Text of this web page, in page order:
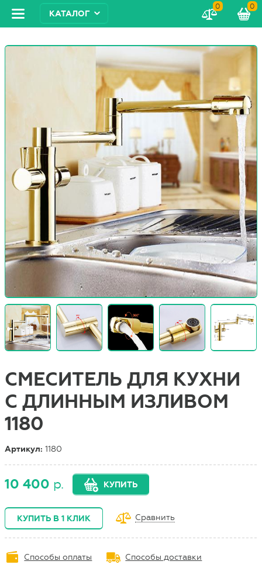
КАТАЛОГ
0 0
СМЕСИТЕЛЬ ДЛЯ КУХНИ
С ДЛИННЫМ ИЗЛИВОМ
1180
Артикул:1180
10 400 р. КУПИТЬ
КУПИТЬ В 1 КЛИК Сравнить
Способы оплаты Способы доставки